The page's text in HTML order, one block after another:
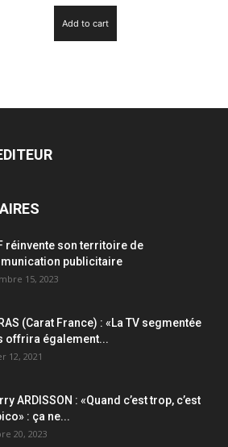
Add to cart
réinvente son territoire de
publicitaire
15, 2023
(Carat France) : «La TV segmentée
offrira également...
12, 2021
ARDISSON : «Quand c’est trop, c’est
: ça ne...
20, 2023